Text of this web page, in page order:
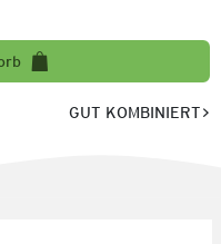
GUT KOMBINIERT